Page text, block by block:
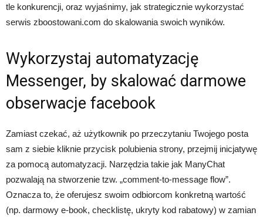
tle konkurencji, oraz wyjaśnimy, jak strategicznie wykorzystać
serwis zboostowani.com do skalowania swoich wyników.
Wykorzystaj automatyzację
Messenger, by skalować darmowe
obserwacje facebook
Zamiast czekać, aż użytkownik po przeczytaniu Twojego posta
sam z siebie kliknie przycisk polubienia strony, przejmij inicjatywę
za pomocą automatyzacji. Narzędzia takie jak ManyChat
pozwalają na stworzenie tzw. „comment-to-message flow”.
Oznacza to, że oferujesz swoim odbiorcom konkretną wartość
(np. darmowy e-book, checklistę, ukryty kod rabatowy) w zamian